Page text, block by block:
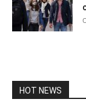
HOT NEWS